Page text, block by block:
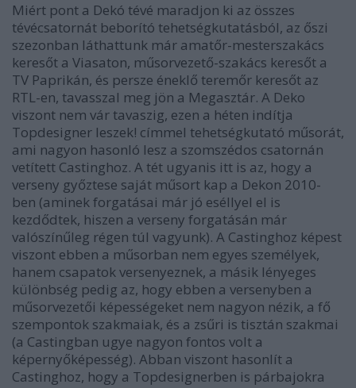
Miért pont a Dekó tévé maradjon ki az összes
tévécsatornát beborító tehetségkutatásból, az őszi
szezonban láthattunk már amatőr-mesterszakács
keresőt a Viasaton, műsorvezető-szakács keresőt a
TV Paprikán, és persze éneklő teremőr keresőt az
RTL-en, tavasszal meg jön a Megasztár. A Deko
viszont nem vár tavaszig, ezen a héten indítja
Topdesigner leszek! címmel tehetségkutató műsorát,
ami nagyon hasonló lesz a szomszédos csatornán
vetített Castinghoz. A tét ugyanis itt is az, hogy a
verseny győztese saját műsort kap a Dekon 2010-
ben (aminek forgatásai már jó eséllyel el is
kezdődtek, hiszen a verseny forgatásán már
valószínűleg régen túl vagyunk). A Castinghoz képest
viszont ebben a műsorban nem egyes személyek,
hanem csapatok versenyeznek, a másik lényeges
különbség pedig az, hogy ebben a versenyben a
műsorvezetői képességeket nem nagyon nézik, a fő
szempontok szakmaiak, és a zsűri is tisztán szakmai
(a Castingban ugye nagyon fontos volt a
képernyőképesség). Abban viszont hasonlít a
Castinghoz, hogy a Topdesignerben is párbajokra